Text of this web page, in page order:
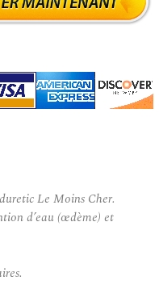
Le Moins Cher.
d’eau (œdème) et